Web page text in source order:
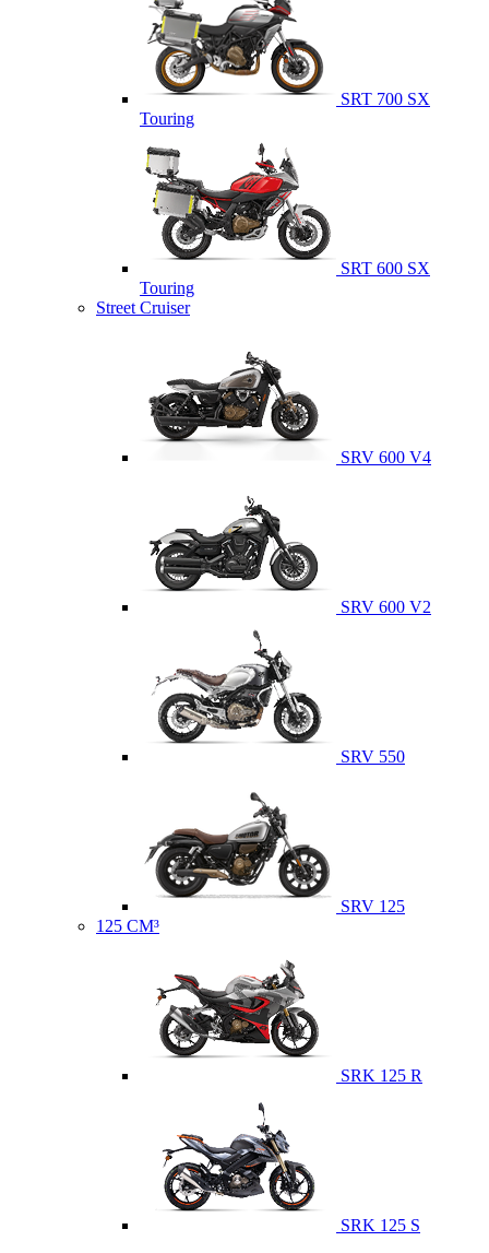
SRT 700 SX
Touring
SRT 600 SX
Touring
Street Cruiser
SRV 600 V4
SRV 600 V2
SRV 550
SRV 125
125 CM³
SRK 125 R
SRK 125 S